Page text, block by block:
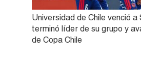
Universidad de Chile venció a
terminó líder de su grupo y
de Copa Chile